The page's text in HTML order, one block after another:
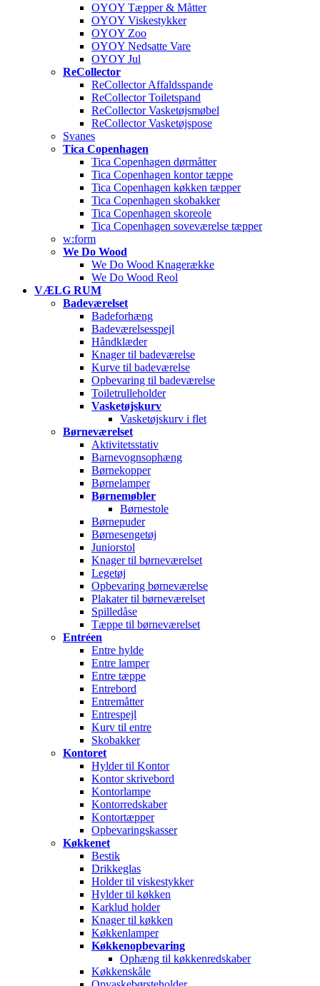
OYOY Tæpper & Måtter
OYOY Viskestykker
OYOY Zoo
OYOY Nedsatte Vare
OYOY Jul
ReCollector
ReCollector Affaldsspande
ReCollector Toiletspand
ReCollector Vasketøjsmøbel
ReCollector Vasketøjspose
Svanes
Tica Copenhagen
Tica Copenhagen dørmåtter
Tica Copenhagen kontor tæppe
Tica Copenhagen køkken tæpper
Tica Copenhagen skobakker
Tica Copenhagen skoreole
Tica Copenhagen soveværelse tæpper
w:form
We Do Wood
We Do Wood Knagerække
We Do Wood Reol
VÆLG RUM
Badeværelset
Badeforhæng
Badeværelsesspejl
Håndklæder
Knager til badeværelse
Kurve til badeværelse
Opbevaring til badeværelse
Toiletrulleholder
Vasketøjskurv
Vasketøjskurv i flet
Børneværelset
Aktivitetsstativ
Barnevognsophæng
Børnekopper
Børnelamper
Børnemøbler
Børnestole
Børnepuder
Børnesengetøj
Juniorstol
Knager til børneværelset
Legetøj
Opbevaring børneværelse
Plakater til børneværelset
Spilledåse
Tæppe til børneværelset
Entréen
Entre hylde
Entre lamper
Entre tæppe
Entrebord
Entremåtter
Entrespejl
Kurv til entre
Skobakker
Kontoret
Hylder til Kontor
Kontor skrivebord
Kontorlampe
Kontorredskaber
Kontortæpper
Opbevaringskasser
Køkkenet
Bestik
Drikkeglas
Holder til viskestykker
Hylder til køkken
Karklud holder
Knager til køkken
Køkkenlamper
Køkkenopbevaring
Ophæng til køkkenredskaber
Køkkenskåle